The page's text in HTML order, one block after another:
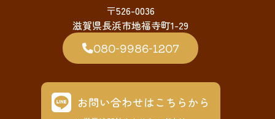
〒526-0036
滋賀県長浜市地福寺町1-29
080-9986-1207
お問い合わせはこちらから